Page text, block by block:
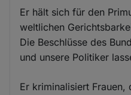
Er hält sich für den
weltlichen
Die Beschlüsse des
und unsere Politiker
Er kriminalisiert